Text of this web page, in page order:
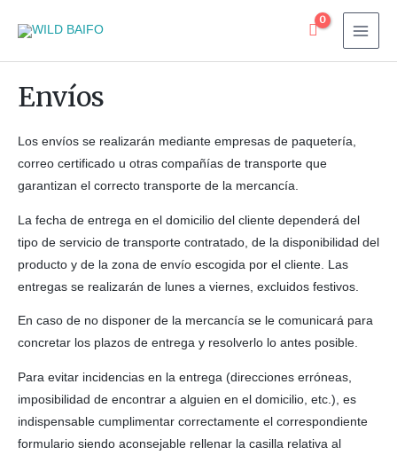
Envíos
Los envíos se realizarán mediante empresas de paquetería,
correo certificado u otras compañías de transporte que
garantizan el correcto transporte de la mercancía.
La fecha de entrega en el domicilio del cliente dependerá del
tipo de servicio de transporte contratado, de la disponibilidad del
producto y de la zona de envío escogida por el cliente. Las
entregas se realizarán de lunes a viernes, excluidos festivos.
En caso de no disponer de la mercancía se le comunicará para
concretar los plazos de entrega y resolverlo lo antes posible.
Para evitar incidencias en la entrega (direcciones erróneas,
imposibilidad de encontrar a alguien en el domicilio, etc.), es
indispensable cumplimentar correctamente el correspondiente
formulario siendo aconsejable rellenar la casilla relativa al